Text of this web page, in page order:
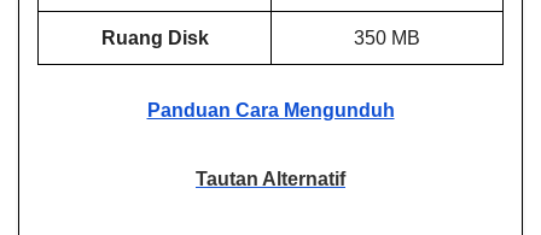
Ruang Disk 350 MB
Panduan Cara Mengunduh
Tautan Alternatif